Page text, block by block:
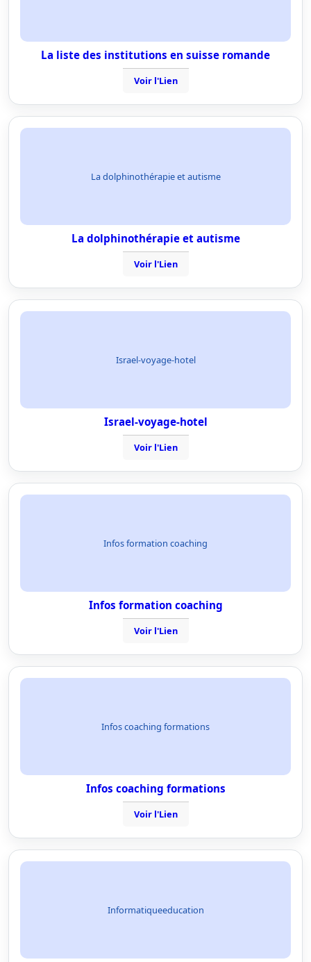
La liste des institutions en suisse romande
Voir l'Lien
La dolphinothérapie et autisme
La dolphinothérapie et autisme
Voir l'Lien
Israel-voyage-hotel
Israel-voyage-hotel
Voir l'Lien
Infos formation coaching
Infos formation coaching
Voir l'Lien
Infos coaching formations
Infos coaching formations
Voir l'Lien
Informatiqueeducation